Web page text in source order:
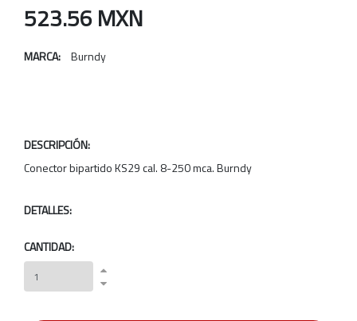
523.56 MXN
MARCA: Burndy
DESCRIPCIÓN:
Conector bipartido KS29 cal. 8-250 mca. Burndy
DETALLES:
CANTIDAD: